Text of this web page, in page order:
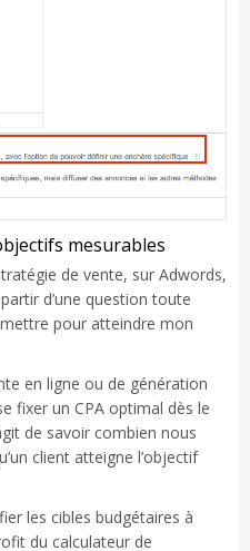
mesurables
de vente, sur Adwords,
d’une question toute
pour atteindre mon
en ligne ou de génération
fixer un CPA optimal dès le
de savoir combien nous
client atteigne l’objectif
les cibles budgétaires à
du calculateur de